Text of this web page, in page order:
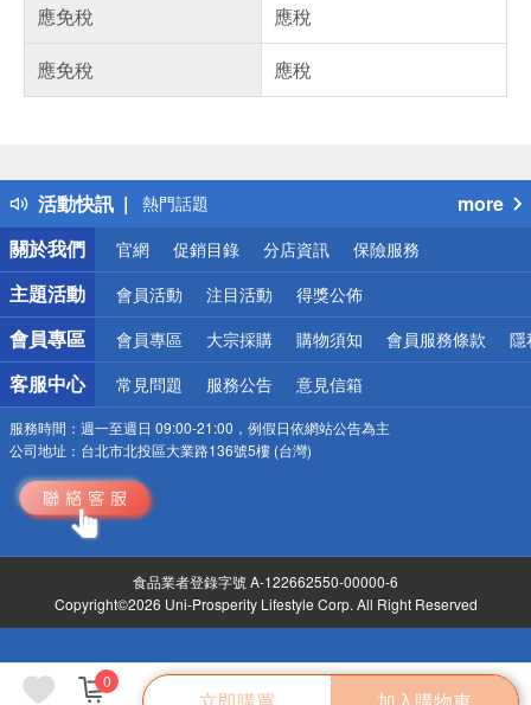
0
應免稅
應稅
應免稅
應稅
活動快訊
得獎公告
熱門話題
銀行優惠
偏遠地區配送
詐騙網頁！請小心！
more
關於我們
官網 促銷目錄 分店資訊 保險服務
主題活動 會員活動 注目活動 得獎公佈
會員專區 會員專區 大宗採購 購物須知 會員服務條款 隱
客服中心 常見問題 服務公告 意見信箱
服務時間： 週一至週日 09:00-21:00，例假日依網站公告為主
公司地址： 台北市北投區大業路136號5樓 (台灣)
食品業者登錄字號 A-122662550-00000-6
Copyright©2026 Uni-Prosperity Lifestyle Corp. All Right Reserved